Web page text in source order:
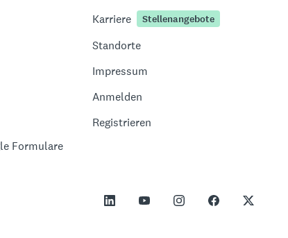
Formulare
Karriere
Stellenangebote
Standorte
Impressum
Anmelden
Registrieren